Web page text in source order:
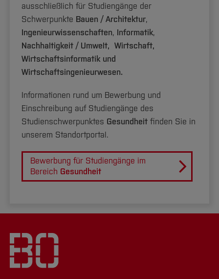
ausschließlich für Studiengänge der
Schwerpunkte Bauen / Architektur,
Ingenieurwissenschaften, Informatik,
Nachhaltigkeit / Umwelt, Wirtschaft,
Wirtschaftsinformatik und
Wirtschaftsingenieurwesen.
Informationen rund um Bewerbung und
Einschreibung auf Studiengänge des
Studienschwerpunktes Gesundheit finden Sie in
unserem Standortportal.
Bewerbung für Studiengänge im
Bereich Gesundheit